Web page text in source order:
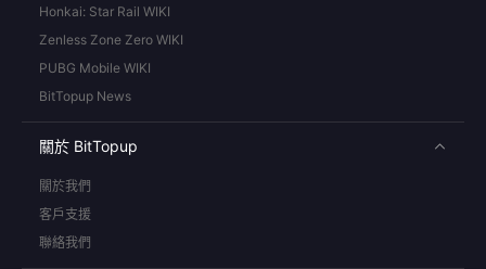
Honkai: Star Rail WIKI
Zenless Zone Zero WIKI
PUBG Mobile WIKI
BitTopup News
關於 BitTopup
關於我們
客戶支援
聯絡我們